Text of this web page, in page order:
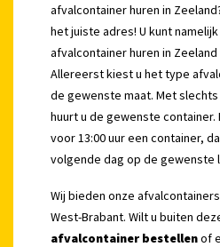
afvalcontainer huren in
het juiste adres! U kunt
afvalcontainer huren in
Allereerst kiest u het type
de gewenste maat. Met
huurt u de gewenste
voor 13:00 uur een container,
volgende dag op de gewenste
Wij bieden onze
West-Brabant. Wilt u buiten
afvalcontainer bestellenof